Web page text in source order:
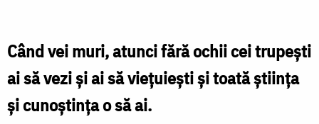
despre
existența
vieții
Când vei muri, atunci fără ochii cei trupești
ai să vezi și ai să viețuiești și toată știința
și cunoștința o să ai.